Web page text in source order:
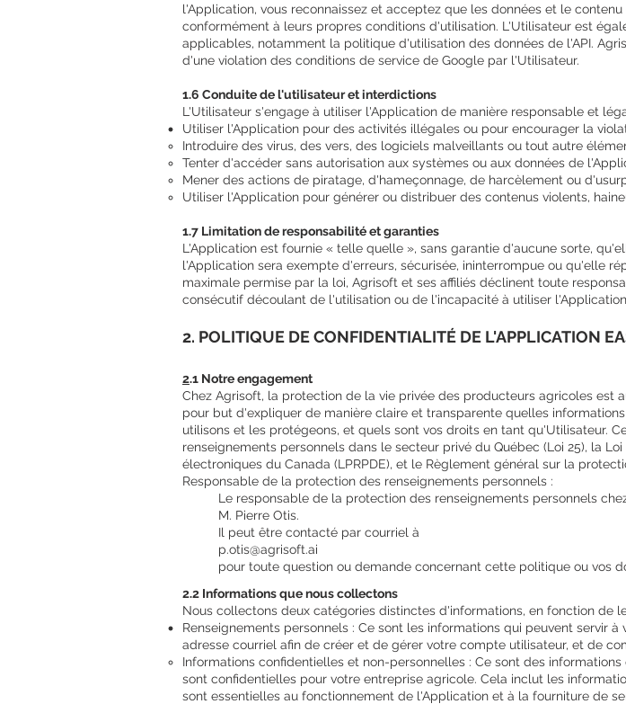
l'Application, vous reconnaissez et acceptez que les données et le
conformément à leurs propres conditions d'utilisation. L'Utilisateur est
applicables, notamment la politique d'utilisation des données de l'API.
d'une violation des conditions de service de Google par l'Utilisateur.
1.6 Conduite de l'utilisateur et interdictions
L'Utilisateur s'engage à utiliser l'Application de manière responsable et
Utiliser l'Application pour des activités illégales ou pour encourager la
Introduire des virus, des vers, des logiciels malveillants ou tout autre
Tenter d'accéder sans autorisation aux systèmes ou aux données de
Mener des actions de piratage, d'hameçonnage, de harcèlement ou
Utiliser l'Application pour générer ou distribuer des contenus violents,
1.7 Limitation de responsabilité et garanties
L'Application est fournie « telle quelle », sans garantie d'aucune sorte,
l'Application sera exempte d'erreurs, sécurisée, ininterrompue ou qu'elle
maximale permise par la loi, Agrisoft et ses affiliés déclinent toute
consécutif découlant de l'utilisation ou de l'incapacité à utiliser
2. POLITIQUE DE CONFIDENTIALITÉ DE L'APPLICATION
​2.1 Notre engagement
Chez Agrisoft, la protection de la vie privée des producteurs agricoles
pour but d'expliquer de manière claire et transparente quelles
utilisons et les protégeons, et quels sont vos droits en tant qu'Utilisateur.
renseignements personnels dans le secteur privé du Québec (Loi 25), la
électroniques du Canada (LPRPDE), et le Règlement général sur la
Responsable de la protection des renseignements personnels :
Le responsable de la protection des renseignements personnels
M. Pierre Otis.
Il peut être contacté par courriel à
p.otis@agrisoft.ai
pour toute question ou demande concernant cette politique ou vos
2.2 Informations que nous collectons
Nous collectons deux catégories distinctes d'informations, en fonction de
Renseignements personnels : Ce sont les informations qui peuvent servir
adresse courriel afin de créer et de gérer votre compte utilisateur, et de
Informations confidentielles et non-personnelles : Ce sont des
sont confidentielles pour votre entreprise agricole. Cela inclut les
sont essentielles au fonctionnement de l'Application et à la fourniture de